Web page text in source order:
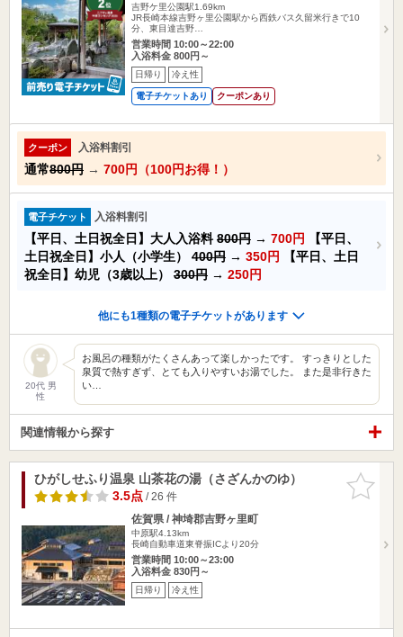
吉野ケ里公園駅1.69km
JR長崎本線吉野ヶ里公園駅から西鉄バス久留米行きで10
分、東目達吉野…
営業時間 10:00～22:00
入浴料金 800円～
日帰り 冷え性
電子チケットあり クーポンあり
クーポン 入浴料割引
通常800円 → 700円（100円お得！）
電子チケット 入浴料割引
【平日、土日祝全日】大人入浴料800円 → 700円
【平日、
土日祝全日】小人（小学生） 400円 → 350円
【平日、土日
祝全日】幼児（3歳以上） 300円 → 250円
他にも1種類の電子チケットがあります
20代 男
性
お風呂の種類がたくさんあって楽しかったです。 すっきりとした
泉質で熱すぎず、とても入りやすいお湯でした。 また是非行きた
い…
関連情報から探す
お気に入
りに追加
ひがしせふり温泉 山茶花の湯（さざんかのゆ）
3.5点/ 26 件
佐賀県 / 神埼郡吉野ヶ里町
中原駅4.13km
長崎自動車道東脊振ICより20分
営業時間 10:00～23:00
入浴料金 830円～
日帰り 冷え性